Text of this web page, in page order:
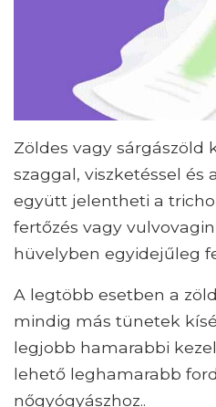
Zöldes vagy sárgászöld
szaggal, viszketéssel és
együtt jelentheti a
fertőzés vagy
hüvelyben egyidejűleg
A legtöbb esetben a
mindig más tünetek
legjobb hamarabbi
lehető leghamarabb
nőgyógyászhoz..